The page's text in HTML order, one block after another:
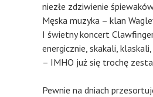
niezłe zdziwienie
Męska muzyka – klan
I świetny koncert
energicznie, skakali,
– IMHO już się trochę
Pewnie na dniach